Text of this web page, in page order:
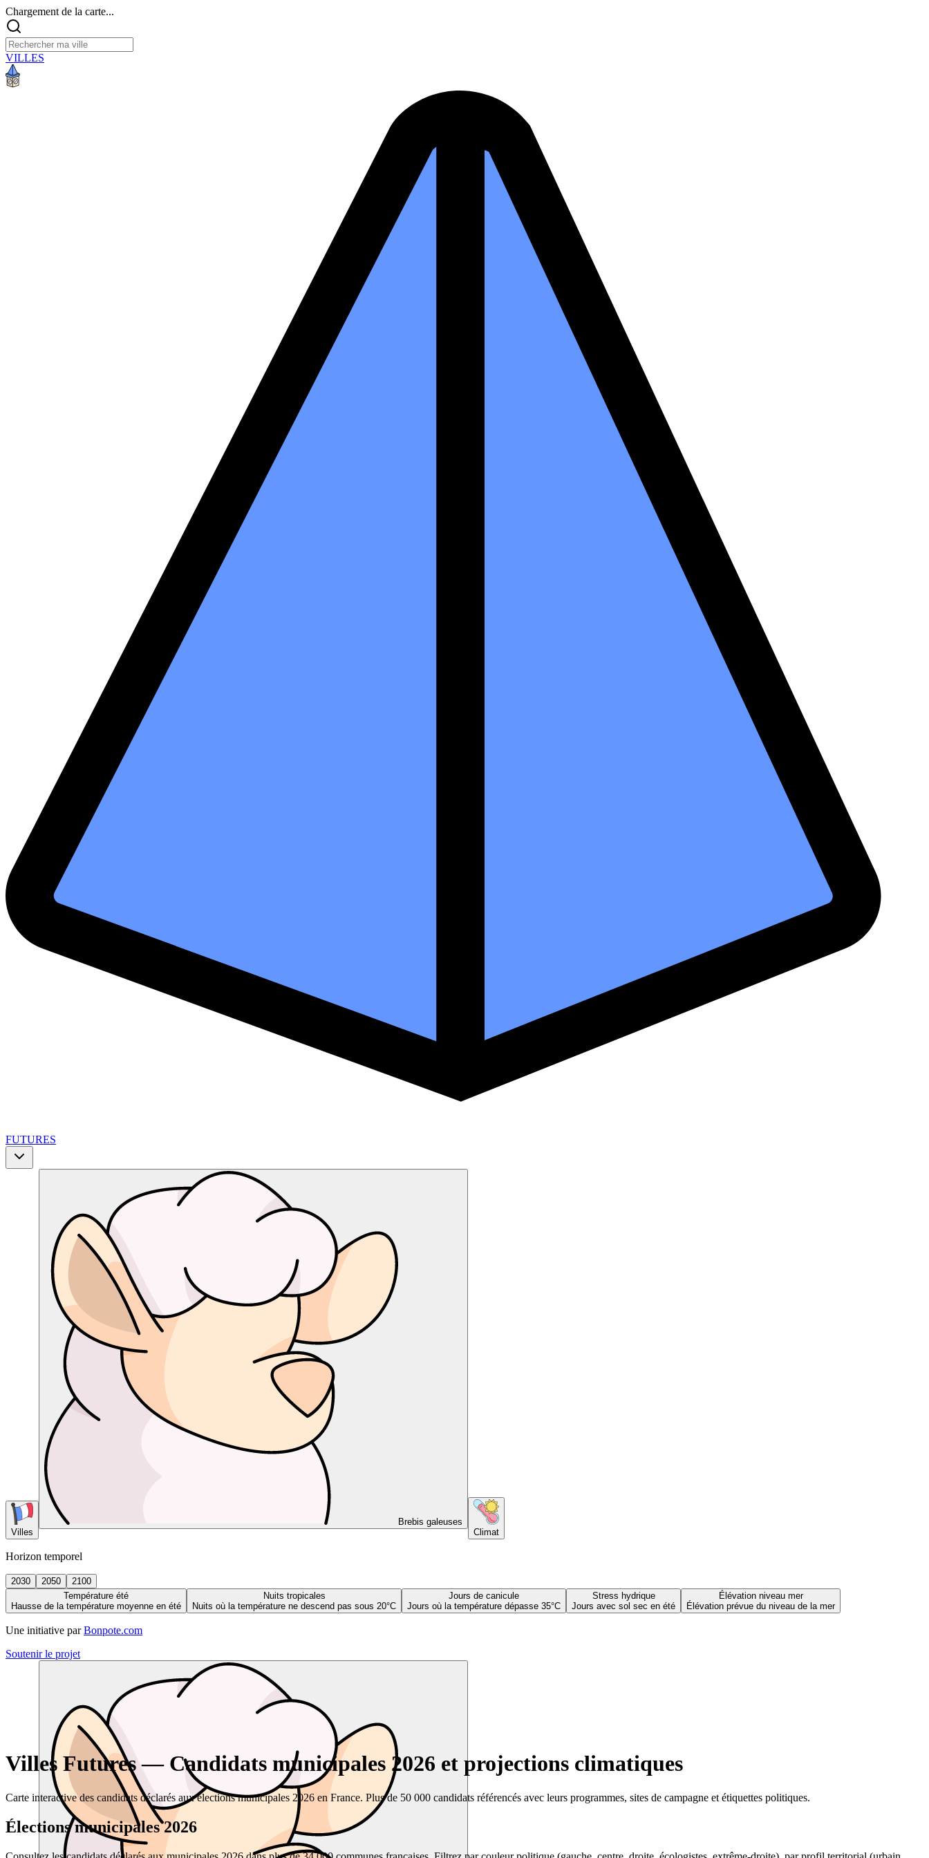
Chargement de la carte...
VILLES
FUTURES
Villes
Brebis galeuses
Climat
Horizon temporel
2030 2050
2100
Température été
Hausse de la température moyenne en été
Nuits tropicales
Nuits où la température ne descend pas sous 20°C
Jours de canicule
Jours où la température dépasse 35°C
Stress hydrique
Jours avec sol sec en été
Élévation niveau mer
Élévation prévue du niveau de la mer
Une initiative par Bonpote.com
Soutenir le projet
Villes Futures — Candidats municipales 2026 et projections climatiques
Carte interactive des candidats déclarés aux élections municipales 2026 en France. Plus de 50 000 candidats référencés avec leurs programmes, sites de campagne et étiquettes politiques.
Élections municipales 2026